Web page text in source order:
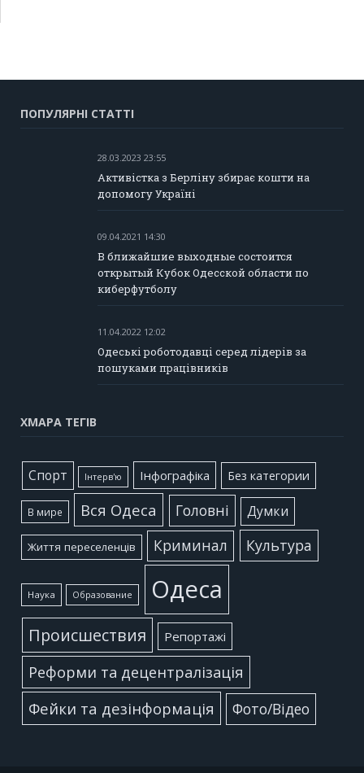
ПОПУЛЯРНІ СТАТТІ
28.03.2023 23:55
Активістка з Берліну збирає кошти на
допомогу Україні
09.04.2021 14:30
В ближайшие выходные состоится
открытый Кубок Одесской области по
киберфутболу
11.04.2022 12:02
Одеські роботодавці серед лідерів за
пошуками працівників
ХМАРА ТЕГІВ
Cпорт Інтерв'ю Інфографіка Без категории
В мире Вся Одеса Головні Думки
Життя переселенців Криминал Культура
Наука Образование Одеса
Происшествия Репортажі
Реформи та децентралізація
Фейки та дезінформація
Фото/Відео